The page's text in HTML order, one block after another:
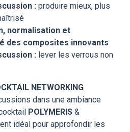
: produire mieux, plus
normalisation et
des composites innovants
: lever les verrous non
NETWORKING
dans une ambiance
POLYMERIS &
idéal pour approfondir les